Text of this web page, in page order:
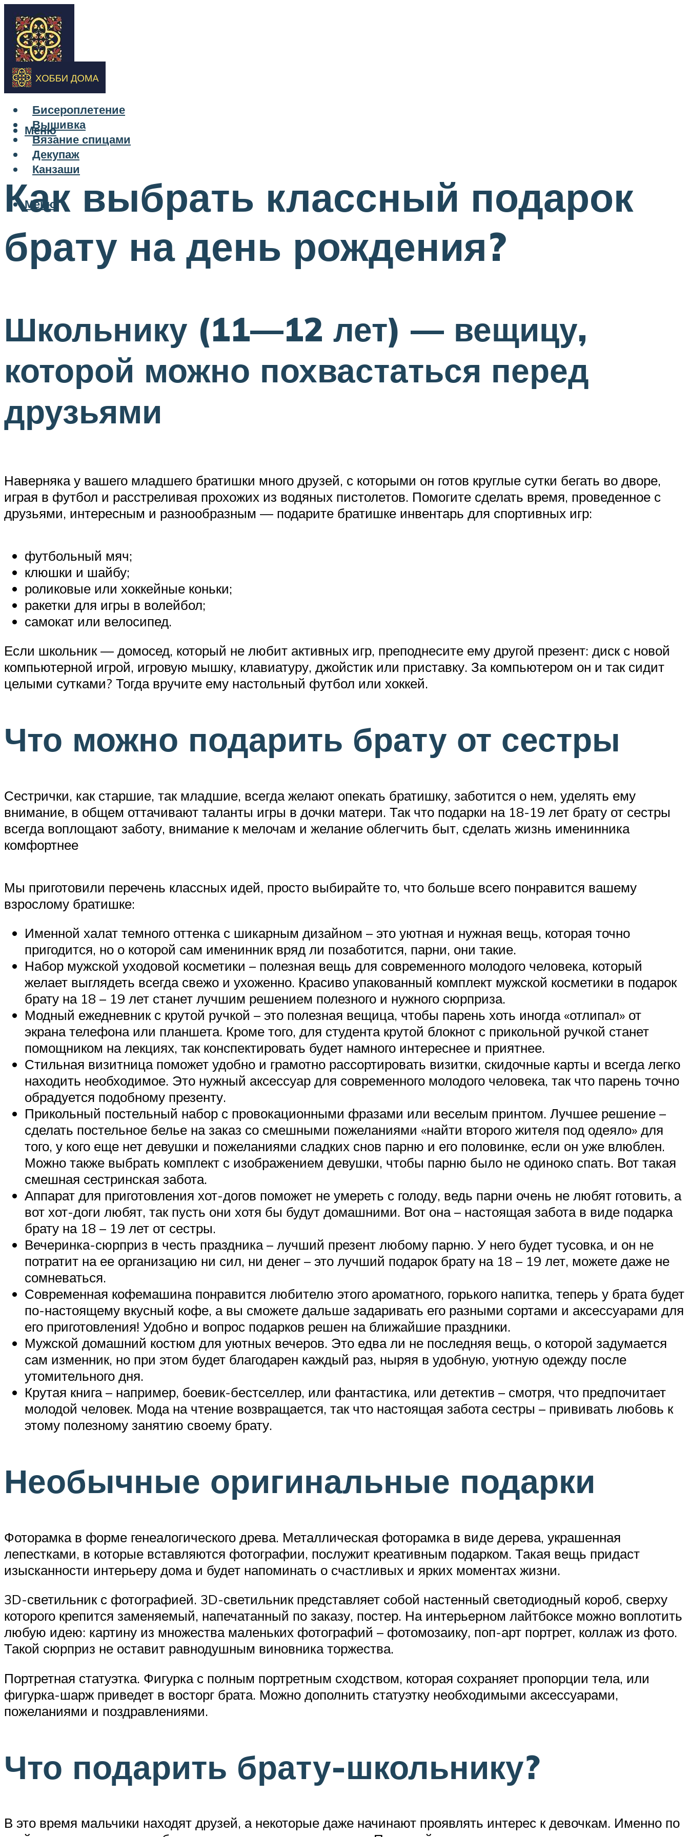
Бисероплетение
Вышивка
Вязание спицами
Декупаж
Канзаши
Меню
Меню
Как выбрать классный подарок
брату на день рождения?
Школьнику (11—12 лет) — вещицу,
которой можно похвастаться перед
друзьями
Наверняка у вашего младшего братишки много друзей, с которыми он готов круглые сутки бегать во дворе,
играя в футбол и расстреливая прохожих из водяных пистолетов. Помогите сделать время, проведенное с
друзьями, интересным и разнообразным — подарите братишке инвентарь для спортивных игр:
футбольный мяч;
клюшки и шайбу;
роликовые или хоккейные коньки;
ракетки для игры в волейбол;
самокат или велосипед.
Если школьник — домосед, который не любит активных игр, преподнесите ему другой презент: диск с новой
компьютерной игрой, игровую мышку, клавиатуру, джойстик или приставку. За компьютером он и так сидит
целыми сутками? Тогда вручите ему настольный футбол или хоккей.
Что можно подарить брату от сестры
Сестрички, как старшие, так младшие, всегда желают опекать братишку, заботится о нем, уделять ему
внимание, в общем оттачивают таланты игры в дочки матери. Так что подарки на 18-19 лет брату от сестры
всегда воплощают заботу, внимание к мелочам и желание облегчить быт, сделать жизнь именинника
комфортнее
Мы приготовили перечень классных идей, просто выбирайте то, что больше всего понравится вашему
взрослому братишке:
Именной халат темного оттенка с шикарным дизайном – это уютная и нужная вещь, которая точно
пригодится, но о которой сам именинник вряд ли позаботится, парни, они такие.
Набор мужской уходовой косметики – полезная вещь для современного молодого человека, который
желает выглядеть всегда свежо и ухоженно. Красиво упакованный комплект мужской косметики в подарок
брату на 18 – 19 лет станет лучшим решением полезного и нужного сюрприза.
Модный ежедневник с крутой ручкой – это полезная вещица, чтобы парень хоть иногда «отлипал» от
экрана телефона или планшета. Кроме того, для студента крутой блокнот с прикольной ручкой станет
помощником на лекциях, так конспектировать будет намного интереснее и приятнее.
Стильная визитница поможет удобно и грамотно рассортировать визитки, скидочные карты и всегда легко
находить необходимое. Это нужный аксессуар для современного молодого человека, так что парень точно
обрадуется подобному презенту.
Прикольный постельный набор с провокационными фразами или веселым принтом. Лучшее решение –
сделать постельное белье на заказ со смешными пожеланиями «найти второго жителя под одеяло» для
того, у кого еще нет девушки и пожеланиями сладких снов парню и его половинке, если он уже влюблен.
Можно также выбрать комплект с изображением девушки, чтобы парню было не одиноко спать. Вот такая
смешная сестринская забота.
Аппарат для приготовления хот-догов поможет не умереть с голоду, ведь парни очень не любят готовить, а
вот хот-доги любят, так пусть они хотя бы будут домашними. Вот она – настоящая забота в виде подарка
брату на 18 – 19 лет от сестры.
Вечеринка-сюрприз в честь праздника – лучший презент любому парню. У него будет тусовка, и он не
потратит на ее организацию ни сил, ни денег – это лучший подарок брату на 18 – 19 лет, можете даже не
сомневаться.
Современная кофемашина понравится любителю этого ароматного, горького напитка, теперь у брата будет
по-настоящему вкусный кофе, а вы сможете дальше задаривать его разными сортами и аксессуарами для
его приготовления! Удобно и вопрос подарков решен на ближайшие праздники.
Мужской домашний костюм для уютных вечеров. Это едва ли не последняя вещь, о которой задумается
сам изменник, но при этом будет благодарен каждый раз, ныряя в удобную, уютную одежду после
утомительного дня.
Крутая книга – например, боевик-бестселлер, или фантастика, или детектив – смотря, что предпочитает
молодой человек. Мода на чтение возвращается, так что настоящая забота сестры – прививать любовь к
этому полезному занятию своему брату.
Необычные оригинальные подарки
Фоторамка в форме генеалогического древа. Металлическая фоторамка в виде дерева, украшенная
лепестками, в которые вставляются фотографии, послужит креативным подарком. Такая вещь придаст
изысканности интерьеру дома и будет напоминать о счастливых и ярких моментах жизни.
3D-светильник с фотографией. 3D-светильник представляет собой настенный светодиодный короб, сверху
которого крепится заменяемый, напечатанный по заказу, постер. На интерьерном лайтбоксе можно воплотить
любую идею: картину из множества маленьких фотографий – фотомозаику, поп-арт портрет, коллаж из фото.
Такой сюрприз не оставит равнодушным виновника торжества.
Портретная статуэтка. Фигурка с полным портретным сходством, которая сохраняет пропорции тела, или
фигурка-шарж приведет в восторг брата. Можно дополнить статуэтку необходимыми аксессуарами,
пожеланиями и поздравлениями.
Что подарить брату-школьнику?
В это время мальчики находят друзей, а некоторые даже начинают проявлять интерес к девочкам. Именно по